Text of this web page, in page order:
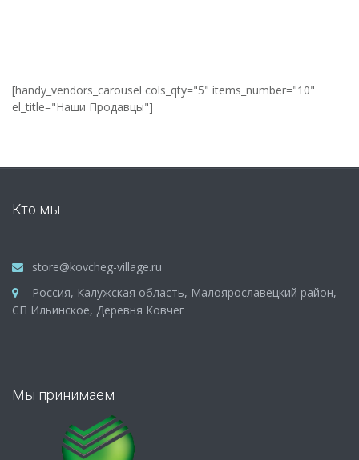
[handy_vendors_carousel cols_qty="5" items_number="10"
el_title="Наши Продавцы"]
Кто мы
store@kovcheg-village.ru
Россия, Калужская область, Малоярославецкий район,
СП Ильинское, Деревня Ковчег
Мы принимаем